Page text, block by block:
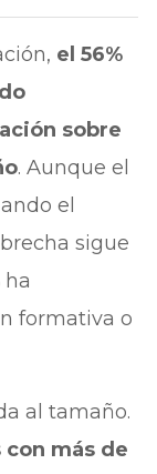
el 56%
sobre
. Aunque el
el
sigue
ha
formativa o
al tamaño.
más de